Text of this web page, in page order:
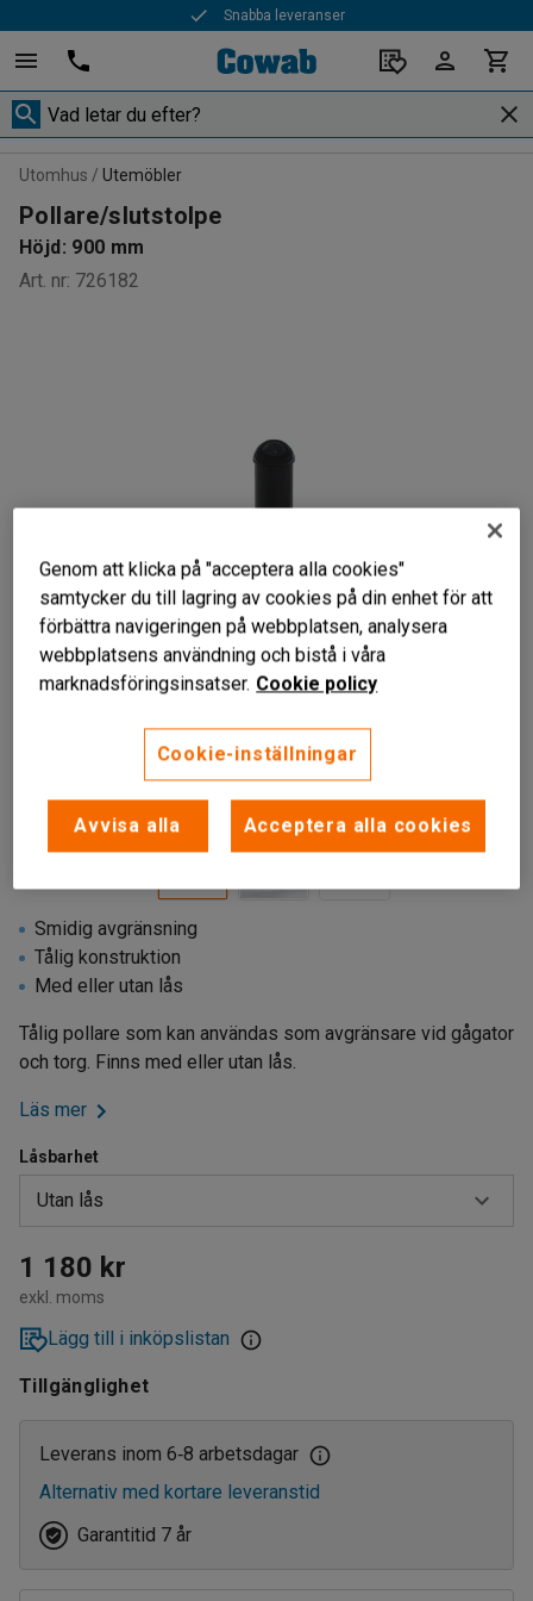
Snabba leveranser
Utomhus Utemöbler
Pollare/slutstolpe
Höjd: 900 mm
Art. nr: 726182
Smidig avgränsning
Tålig konstruktion
Med eller utan lås
Tålig pollare som kan användas som avgränsare vid gågator
och torg. Finns med eller utan lås.
Läs mer
Låsbarhet
Utan lås
Med lås
Utan lås
1 180 kr
exkl. moms
Lägg till i inköpslistan
Tillgänglighet
Leverans inom 6‑8 arbetsdagar
Alternativ med kortare leveranstid
Garantitid 7 år
Genom att klicka på "acceptera alla cookies"
samtycker du till lagring av cookies på din enhet för att
förbättra navigeringen på webbplatsen, analysera
webbplatsens användning och bistå i våra
marknadsföringsinsatser. Cookie policy
Cookie-inställningar
Avvisa alla Acceptera alla cookies